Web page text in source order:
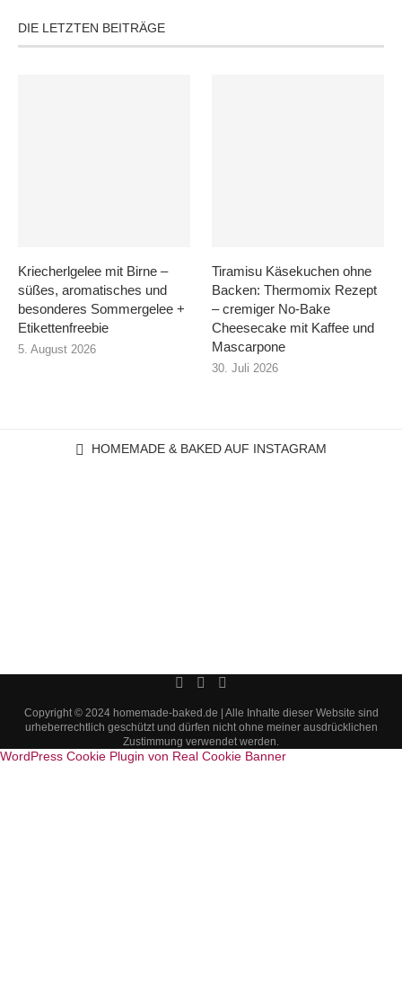
DIE LETZTEN BEITRÄGE
Kriecherlgelee mit Birne –
süßes, aromatisches und
besonderes Sommergelee +
Etikettenfreebie
5. August 2026
Tiramisu Käsekuchen ohne
Backen: Thermomix Rezept
– cremiger No-Bake
Cheesecake mit Kaffee und
Mascarpone
30. Juli 2026
HOMEMADE & BAKED AUF INSTAGRAM
Copyright © 2024 homemade-baked.de | Alle Inhalte dieser Website sind
urheberrechtlich geschützt und dürfen nicht ohne meiner ausdrücklichen
Zustimmung verwendet werden.
WordPress Cookie Plugin von Real Cookie Banner